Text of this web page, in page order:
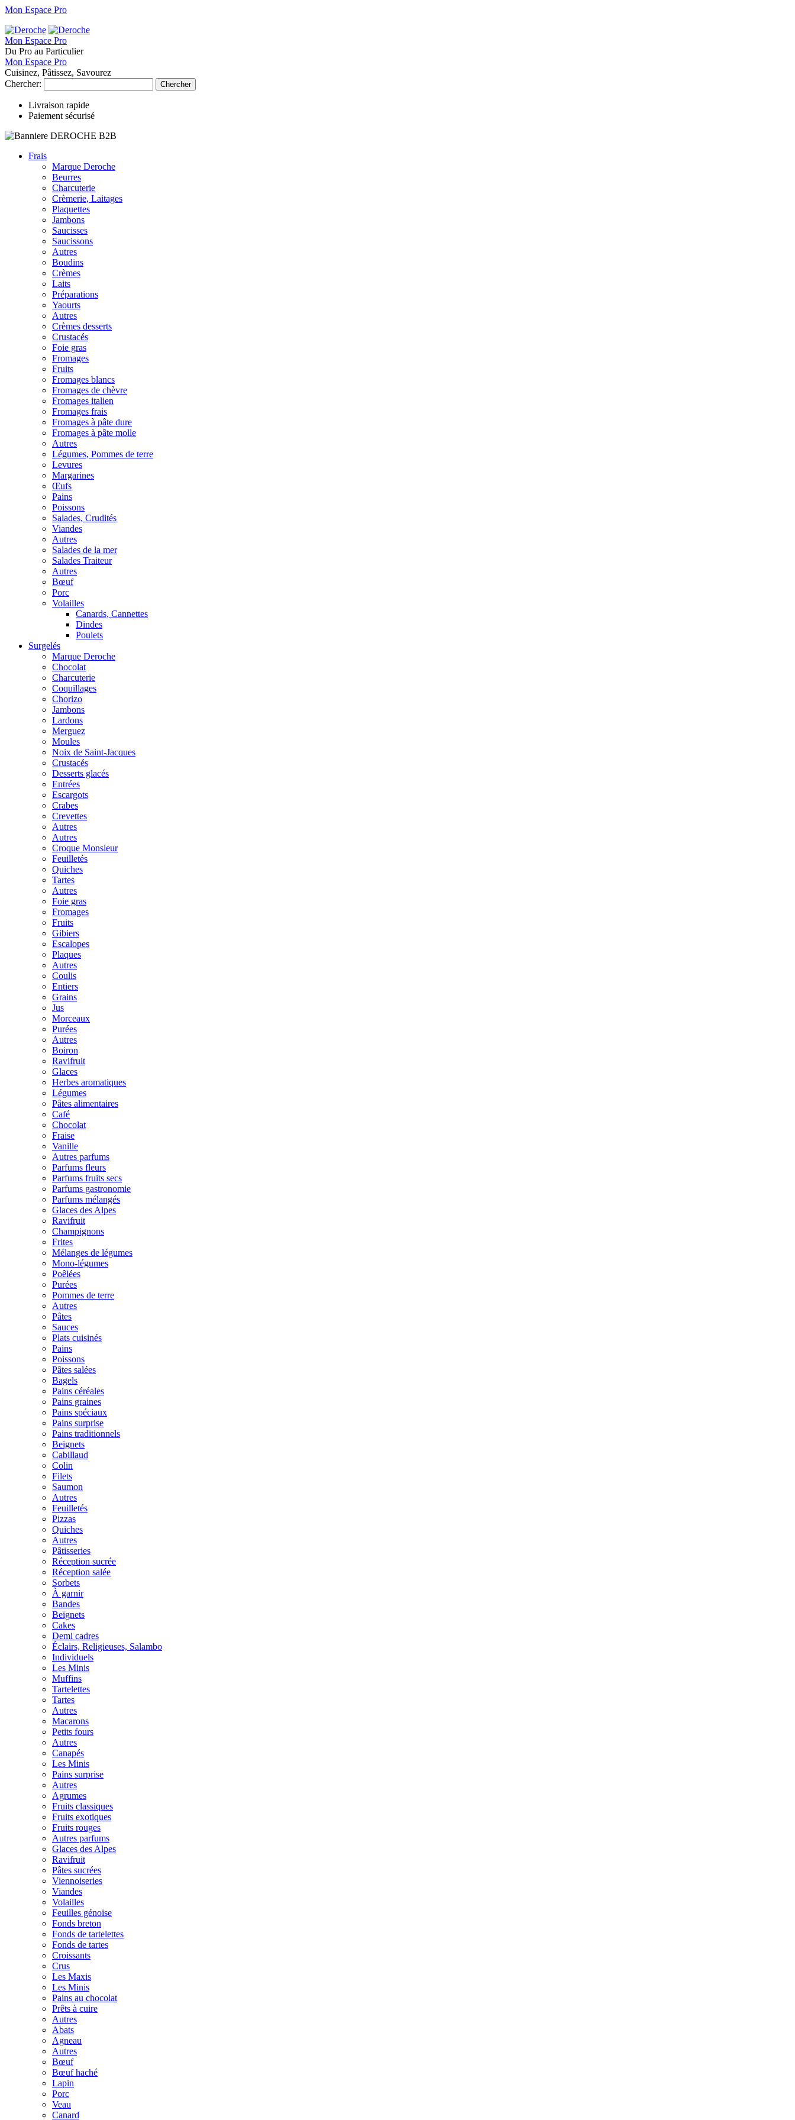
Mon Espace Pro
Mon Espace Pro
Du Pro au Particulier
Mon Espace Pro
Cuisinez, Pâtissez, Savourez
Chercher:
Chercher
Livraison rapide
Paiement sécurisé
Frais
Marque Deroche
Beurres
Charcuterie
Crèmerie, Laitages
Plaquettes
Jambons
Saucisses
Saucissons
Autres
Boudins
Crèmes
Laits
Préparations
Yaourts
Autres
Crèmes desserts
Crustacés
Foie gras
Fromages
Fruits
Fromages blancs
Fromages de chèvre
Fromages italien
Fromages frais
Fromages à pâte dure
Fromages à pâte molle
Autres
Légumes, Pommes de terre
Levures
Margarines
Œufs
Pains
Poissons
Salades, Crudités
Viandes
Autres
Salades de la mer
Salades Traiteur
Autres
Bœuf
Porc
Volailles
Canards, Cannettes
Dindes
Poulets
Surgelés
Marque Deroche
Chocolat
Charcuterie
Coquillages
Chorizo
Jambons
Lardons
Merguez
Moules
Noix de Saint-Jacques
Crustacés
Desserts glacés
Entrées
Escargots
Crabes
Crevettes
Autres
Autres
Croque Monsieur
Feuilletés
Quiches
Tartes
Autres
Foie gras
Fromages
Fruits
Gibiers
Escalopes
Plaques
Autres
Coulis
Entiers
Grains
Jus
Morceaux
Purées
Autres
Boiron
Ravifruit
Glaces
Herbes aromatiques
Légumes
Pâtes alimentaires
Café
Chocolat
Fraise
Vanille
Autres parfums
Parfums fleurs
Parfums fruits secs
Parfums gastronomie
Parfums mélangés
Glaces des Alpes
Ravifruit
Champignons
Frites
Mélanges de légumes
Mono-légumes
Poêlées
Purées
Pommes de terre
Autres
Pâtes
Sauces
Plats cuisinés
Pains
Poissons
Pâtes salées
Bagels
Pains céréales
Pains graines
Pains spéciaux
Pains surprise
Pains traditionnels
Beignets
Cabillaud
Colin
Filets
Saumon
Autres
Feuilletés
Pizzas
Quiches
Autres
Pâtisseries
Réception sucrée
Réception salée
Sorbets
À garnir
Bandes
Beignets
Cakes
Demi cadres
Éclairs, Religieuses, Salambo
Individuels
Les Minis
Muffins
Tartelettes
Tartes
Autres
Macarons
Petits fours
Autres
Canapés
Les Minis
Pains surprise
Autres
Agrumes
Fruits classiques
Fruits exotiques
Fruits rouges
Autres parfums
Glaces des Alpes
Ravifruit
Pâtes sucrées
Viennoiseries
Viandes
Volailles
Feuilles génoise
Fonds breton
Fonds de tartelettes
Fonds de tartes
Croissants
Crus
Les Maxis
Les Minis
Pains au chocolat
Prêts à cuire
Autres
Abats
Agneau
Autres
Bœuf
Bœuf haché
Lapin
Porc
Veau
Canard